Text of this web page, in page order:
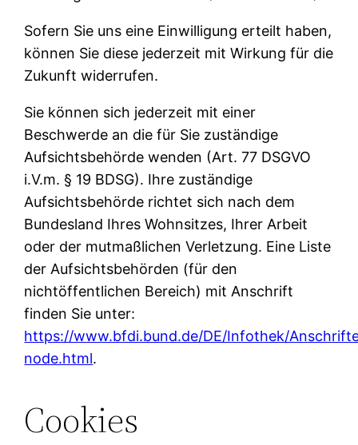
Sofern Sie uns eine Einwilligung erteilt haben,
können Sie diese jederzeit mit Wirkung für die
Zukunft widerrufen.
Sie können sich jederzeit mit einer
Beschwerde an die für Sie zuständige
Aufsichtsbehörde wenden (Art. 77 DSGVO
i.V.m. § 19 BDSG). Ihre zuständige
Aufsichtsbehörde richtet sich nach dem
Bundesland Ihres Wohnsitzes, Ihrer Arbeit
oder der mutmaßlichen Verletzung. Eine Liste
der Aufsichtsbehörden (für den
nichtöffentlichen Bereich) mit Anschrift
finden Sie unter:
https://www.bfdi.bund.de/DE/Infothek/
node.html.
Cookies